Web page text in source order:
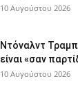
10 Αυγούστου 2026
Ντόναλντ
είναι «σαν
10 Αυγούστου 2026